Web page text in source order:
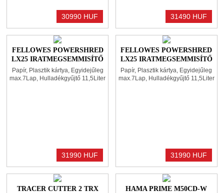
30990 HUF 31490 HUF
FELLOWES POWERSHRED
LX25 IRATMEGSEMMISÍTŐ
BLACK
Papír, Plasztik kártya, Egyidejűleg
max.7Lap, Hulladékgyűjtő 11,5Liter
31990 HUF
FELLOWES POWERSHRED
LX25 IRATMEGSEMMISÍTŐ
WHITE
Papír, Plasztik kártya, Egyidejűleg
max.7Lap, Hulladékgyűjtő 11,5Liter
31990 HUF
TRACER CUTTER 2 TRX
HAMA PRIME M50CD-W